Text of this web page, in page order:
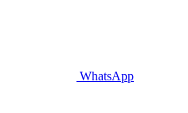
WhatsApp